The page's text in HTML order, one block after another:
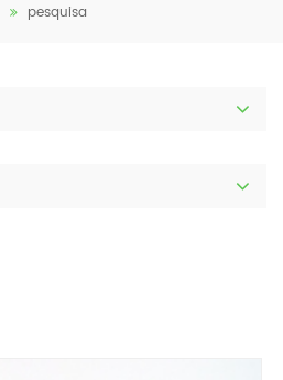
pesquisa